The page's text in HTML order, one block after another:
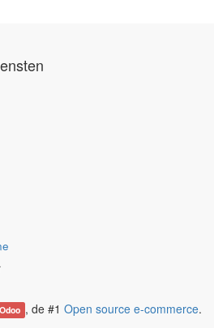
Odoo , de #1 Open source e-commerce.